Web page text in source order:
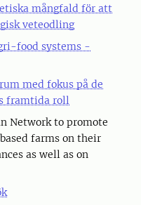
mångfald för att
veteodling
food systems -
med fokus på de
framtida roll
Network to promote
farms on their
as well as on